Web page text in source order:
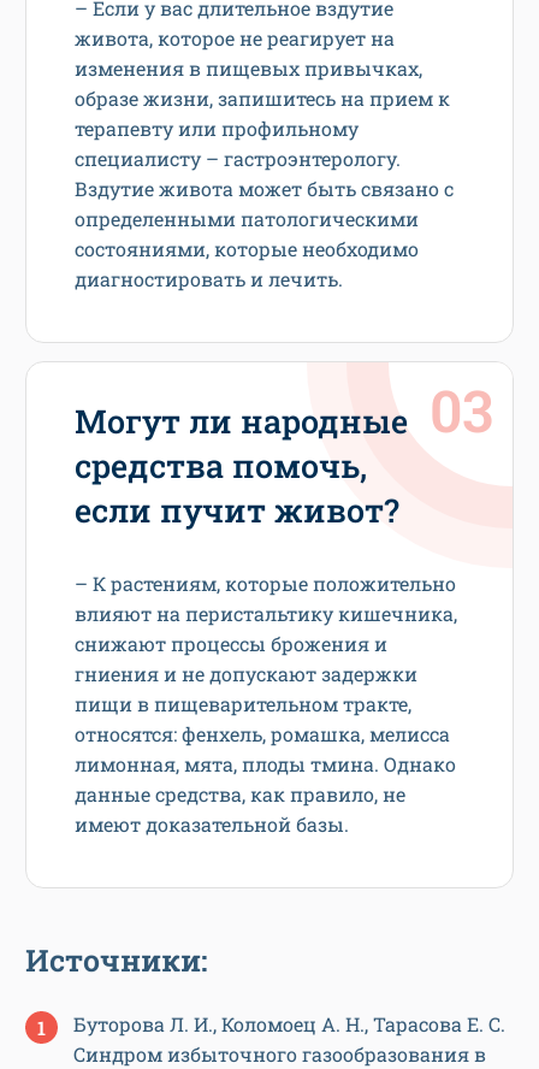
– Если у вас длительное вздутие
живота, которое не реагирует на
изменения в пищевых привычках,
образе жизни, запишитесь на прием к
терапевту или профильному
специалисту – гастроэнтерологу.
Вздутие живота может быть связано с
определенными патологическими
состояниями, которые необходимо
диагностировать и лечить.
Могут ли народные
средства помочь,
если пучит живот?
– К растениям, которые положительно
влияют на перистальтику кишечника,
снижают процессы брожения и
гниения и не допускают задержки
пищи в пищеварительном тракте,
относятся: фенхель, ромашка, мелисса
лимонная, мята, плоды тмина. Однако
данные средства, как правило, не
имеют доказательной базы.
Источники:
Буторова Л. И., Коломоец А. Н., Тарасова Е. С.
Синдром избыточного газообразования в